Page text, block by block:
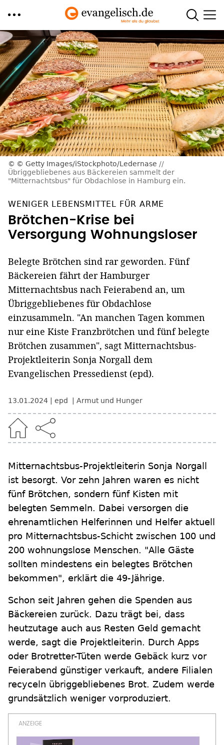
Direkt
zum
Inhalt
© Getty Images/iStockphoto/Ledernase
Übriggebliebenes aus Bäckereien sammelt der
"Mitternachtsbus" für Obdachlose in Hamburg ein.
WENIGER LEBENSMITTEL FÜR ARME
Brötchen-Krise bei
Versorgung Wohnungsloser
Belegte Brötchen sind rar geworden. Fünf
Bäckereien fährt der Hamburger
Mitternachtsbus nach Feierabend an, um
Übriggebliebenes für Obdachlose
einzusammeln. "An manchen Tagen kommen
nur eine Kiste Franzbrötchen und fünf belegte
Brötchen zusammen", sagt Mitternachtsbus-
Projektleiterin Sonja Norgall dem
Evangelischen Pressedienst (epd).
13.01.2024 epd Armut und Hunger
Mitternachtsbus-Projektleiterin Sonja Norgall
ist besorgt. Vor zehn Jahren waren es nicht
fünf Brötchen, sondern fünf Kisten mit
belegten Semmeln. Dabei versorgen die
ehrenamtlichen Helferinnen und Helfer aktuell
pro Mitternachtsbus-Schicht zwischen 100 und
200 wohnungslose Menschen. "Alle Gäste
sollten mindestens ein belegtes Brötchen
bekommen", erklärt die 49-Jährige.
Schon seit Jahren gehen die Spenden aus
Bäckereien zurück. Dazu trägt bei, dass
heutzutage auch aus Resten Geld gemacht
werde, sagt die Projektleiterin. Durch Apps
oder Brotretter-Tüten werde Gebäck kurz vor
Feierabend günstiger verkauft, andere Filialen
recyceln übriggebliebenes Brot. Zudem werde
grundsätzlich weniger vorproduziert.